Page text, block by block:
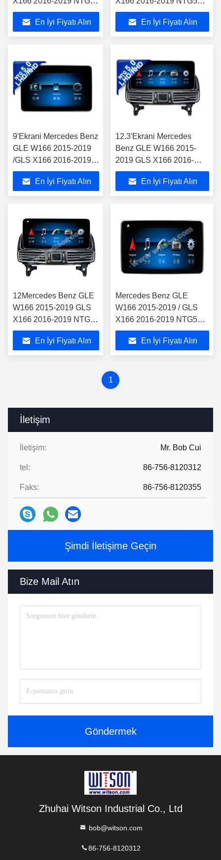
İletişim
İletişim: Mr. Bob Cui
tel: 86-756-8120312
Faks: 86-756-8120355
Şimdi İletişime Geçin
Bize Mail Atın
Göndermek
için ekran.0
En İyi Fiyatı Alın
için ekran.0
En İyi Fiyatı Alın
9'Ekrani Mercedes Benz
GLE W166 2015-2019
/GLS X166 2016-2019
NTG5.0 Android
Multimedia Player için
En İyi Fiyatı Alın
12.3'Ekrani Mercedes
Benz GLE W166 2015-
2019 GLS X166 2016-
2019 NTG5.0 Android
Multimedia Player için
En İyi Fiyatı Alın
12Mercedes Benz GLE
W166 2015-2019 GLS
X166 2016-2019 NTG5
için ekran.0
En İyi Fiyatı Alın
Mercedes Benz GLE
W166 2015-2019 / GLS
X166 2016-2019 NTG5
için ekran.0
En İyi Fiyatı Alın
1
Zhuhai Witson Industrial Co., Ltd
bob@witson.com
86-756-8120312